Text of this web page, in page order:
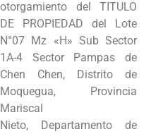
Programas
Intranet
otorgamiento del TITULO
DE PROPIEDAD del Lote
N°07 Mz «H» Sub Sector
1A-4 Sector Pampas de
Chen Chen, Distrito de
Moquegua, Provincia
Mariscal
Nieto, Departamento de